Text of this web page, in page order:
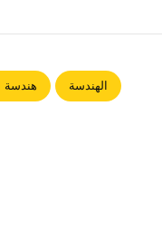
الهندسة هندسة